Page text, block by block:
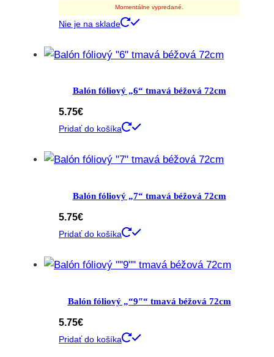
Momentálne vypredané.
Nie je na sklade
Balón fóliový „6“ tmavá béžová 72cm
5.75€
Pridať do košíka
Balón fóliový „7“ tmavá béžová 72cm
5.75€
Pridať do košíka
Balón fóliový „“9″“ tmavá béžová 72cm
5.75€
Pridať do košíka